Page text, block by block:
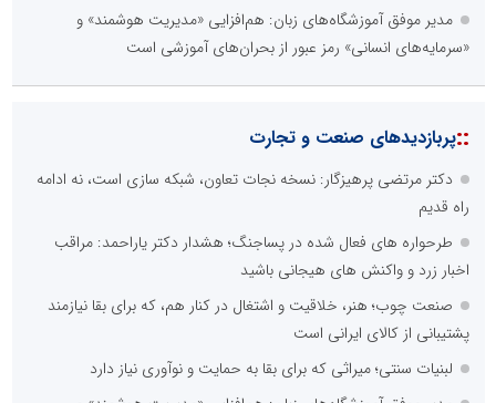
مدیر موفق آموزشگاه‌های زبان: هم‌افزایی «مدیریت هوشمند» و
«سرمایه‌های انسانی» رمز عبور از بحران‌های آموزشی است
::پربازدیدهای صنعت و تجارت
دکتر مرتضی پرهیزگار: نسخه نجات تعاون، شبکه سازی است، نه ادامه
راه قدیم
طرحواره های فعال شده در پساجنگ؛ هشدار دکتر یاراحمد: مراقب
اخبار زرد و واکنش های هیجانی باشید
صنعت چوب؛ هنر، خلاقیت و اشتغال در کنار هم، که برای بقا نیازمند
پشتیبانی از کالای ایرانی است
لبنیات سنتی؛ میراثی که برای بقا به حمایت و نوآوری نیاز دارد